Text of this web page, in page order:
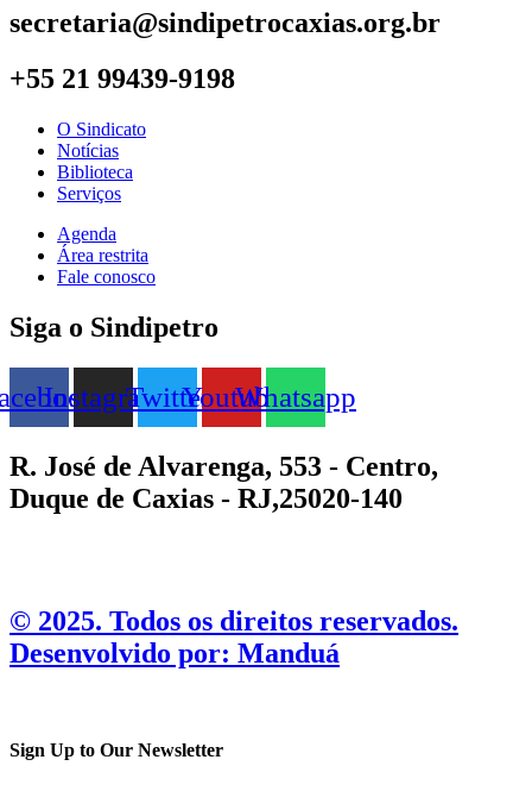
secretaria@sindipetrocaxias.org.br
+55 21 99439-9198
O Sindicato
Notícias
Biblioteca
Serviços
Agenda
Área restrita
Fale conosco
Siga o Sindipetro
InstagramTwitterYoutubeWhatsapp
R. José de Alvarenga, 553 - Centro,
Duque de Caxias - RJ,25020-140
©️ 2025. Todos os direitos reservados.
Desenvolvido por: Manduá
Sign Up to Our Newsletter